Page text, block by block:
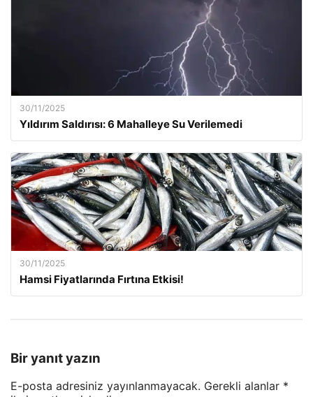
30/11/2025
Yıldırım Saldırısı: 6 Mahalleye Su Verilemedi
30/11/2025
Hamsi Fiyatlarında Fırtına Etkisi!
Bir yanıt yazın
E-posta adresiniz yayınlanmayacak. Gerekli alanlar *